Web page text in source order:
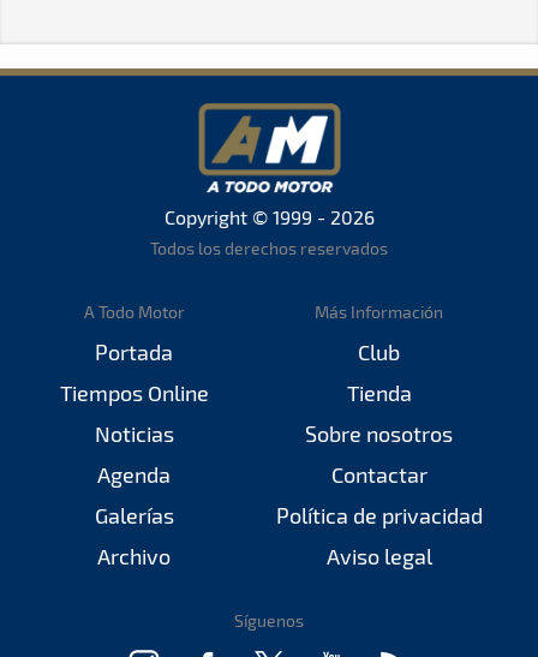
Copyright © 1999 - 2026
Todos los derechos reservados
A Todo Motor
Portada
Tiempos Online
Noticias
Agenda
Galerías
Archivo
Más Información
Club
Tienda
Sobre nosotros
Contactar
Política de privacidad
Aviso legal
Síguenos